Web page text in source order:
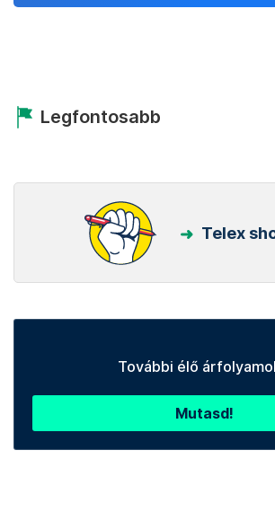
Legfontosabb
Telex
További élő
Mutasd!